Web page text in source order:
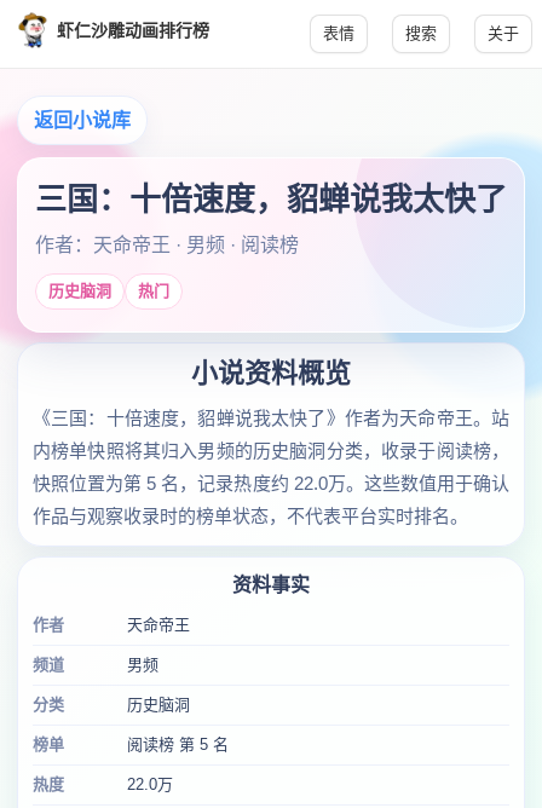
虾仁沙雕动画排行榜 表情 搜索 关于
返回小说库
三国：十倍速度，貂蝉说我太快了
作者：天命帝王 · 男频 · 阅读榜
历史脑洞 热门
小说资料概览
《三国：十倍速度，貂蝉说我太快了》作者为天命帝王。站
内榜单快照将其归入男频的历史脑洞分类，收录于阅读榜，
快照位置为第 5 名，记录热度约 22.0万。这些数值用于确认
作品与观察收录时的榜单状态，不代表平台实时排名。
资料事实
作者 天命帝王
频道 男频
分类 历史脑洞
榜单 阅读榜 第 5 名
热度 22.0万